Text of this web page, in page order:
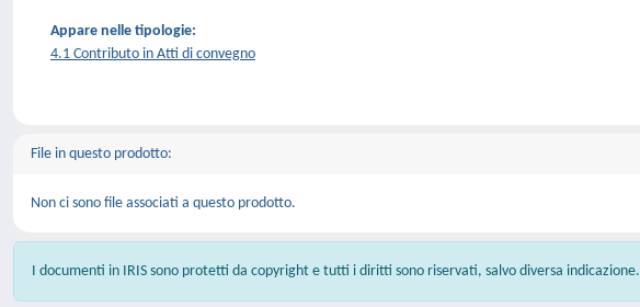
Appare nelle tipologie:
4.1 Contributo in Atti di convegno
File in questo prodotto:
Non ci sono file associati a questo prodotto.
I documenti in IRIS sono protetti da copyright e tutti i diritti sono riservati, salvo diversa indicazione.